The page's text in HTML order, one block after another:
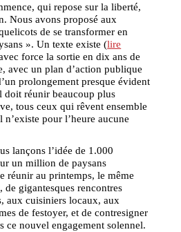
qui repose sur la liberté,
Nous avons proposé aux
de se transformer en
». Un texte existe (lire
force la sortie en dix ans de
avec un plan d’action publique
prolongement presque évident
doit réunir beaucoup plus
tous ceux qui rêvent ensemble
pour l’heure aucune
lançons l’idée de 1.000
un million de paysans
réunir au printemps, le même
gigantesques rencontres
aux cuisiniers locaux, aux
de festoyer, et de contresigner
ce nouvel engagement solennel.